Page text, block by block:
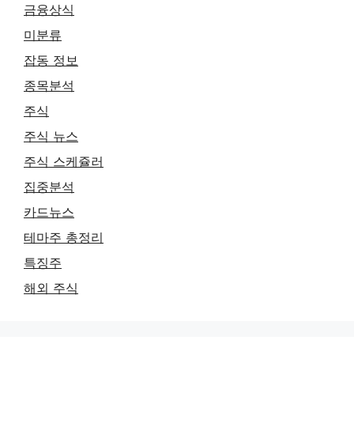
금융상식
미분류
잡동 정보
종목분석
주식
주식 뉴스
주식 스케쥴러
집중분석
카드뉴스
테마주 총정리
특징주
해외 주식